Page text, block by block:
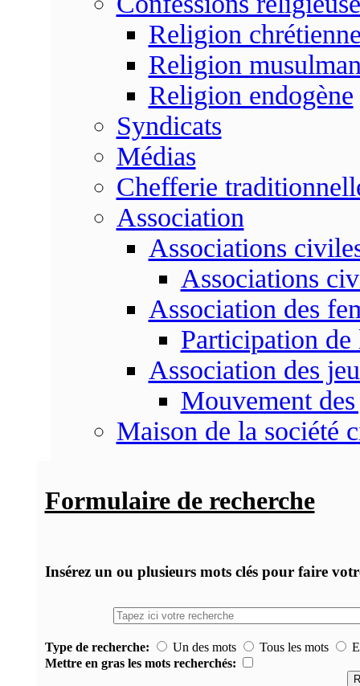
Religion
Religion
Religion endogène
Syndicats
Médias
Chefferie
Association
Associations
Associations
Association des
Participation de
Association des
Mouvement
Maison de la société
Formulaire de recherche
Insérez un ou plusieurs mots clés pour faire
Type de recherche: Un des mots Tous les mots
Mettre en gras les mots recherchés: